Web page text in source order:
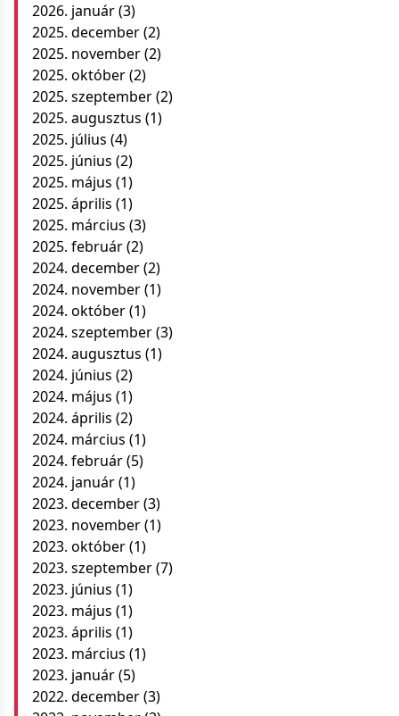
2026. január(3)
2025. december(2)
2025. november(2)
2025. október(2)
2025. szeptember(2)
2025. augusztus (1)
2025. július (4)
2025. június (2)
2025. május (1)
2025. április (1)
2025. március (3)
2025. február(2)
2024. december(2)
2024. november(1)
2024. október(1)
2024. szeptember(3)
2024. augusztus (1)
2024. június (2)
2024. május (1)
2024. április (2)
2024. március (1)
2024. február(5)
2024. január(1)
2023. december(3)
2023. november(1)
2023. október(1)
2023. szeptember(7)
2023. június (1)
2023. május (1)
2023. április (1)
2023. március (1)
2023. január(5)
2022. december(3)